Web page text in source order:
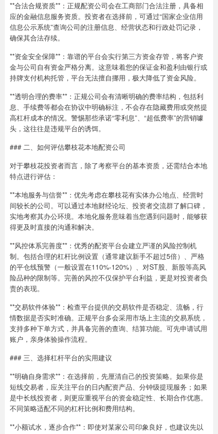
**合法合规资质**：正规配资公司会在工商部门合法注册，具备相
应的金融信息服务资质。投资者在选择前，可通过“国家企业信用
信息公示系统”查询公司的注册信息、经营状态和行政处罚记录，
确保其合法存续。
**资金安全保障**：靠谱的平台会实行第三方资金存管，将客户资
金与公司自有资金严格分离。这意味着您的保证金和盈利由银行或
持牌支付机构托管，平台无法擅自挪用，极大降低了资金风险。
**透明合理的费率**：正规公司会有清晰明确的费率结构，包括利
息、手续费等都会在协议中明确标注，不会存在隐藏费用或突然提
高杠杆成本的情况。警惕那些承诺“零利息”、“超低费率”的营销噱
头，这往往是违规平台的诱饵。
### 二、如何评估攀枝花本地配资公司
对于攀枝花投资者而言，除了考察平台的基本资质，还需结合本地
特点进行评估：
**本地服务与信誉**：优先考虑在攀枝花有实体办公地点、经营时
间较长的公司。可以通过本地财经论坛、投资者交流群了解口碑，
实地考察其办公环境。本地化服务意味着当您遇到问题时，能够获
得更及时直接的沟通和解决。
**风控体系完善度**：优秀的配资平台会建立严谨的风险控制机
制。包括合理的杠杆比例设置（通常建议新手不超过5倍）、严格
的平仓线预警（一般设置在110%-120%）、对ST股、新股等高风
险品种的限制等。完善的风控不仅保护平台利益，更是对投资者负
责的表现。
**交易软件体验**：检查平台提供的交易软件是否稳定、流畅，行
情数据是否实时准确。正规平台多会采用市场上主流的交易系统，
支持多种下单方式，并具备完善的查询、结算功能。可先申请试用
账户，亲身体验操作流程。
### 三、选择杠杆平台的实用建议
**明确自身需求**：在选择前，先厘清自己的投资策略。如果你是
短线交易者，应关注平台的日内配资产品、分钟级提现服务；如果
是中长线投资者，则更应重视平台的资金稳定性、长期合作优惠。
不同策略适配不同的杠杆比例和费用结构。
**小额试水，逐步合作**：即使对某家公司印象良好，也建议先以